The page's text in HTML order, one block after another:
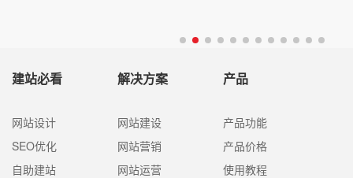
建站必看
网站设计
SEO优化
自助建站
解决方案
网站建设
网站营销
网站运营
产品
产品功能
产品价格
使用教程